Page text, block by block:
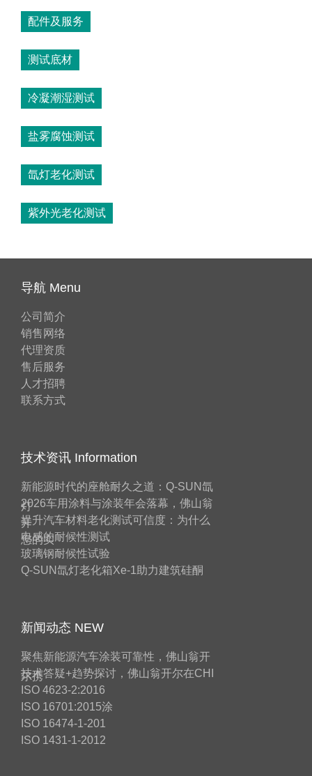
配件及服务
测试底材
冷凝潮湿测试
盐雾腐蚀测试
氙灯老化测试
紫外光老化测试
导航 Menu
公司简介
销售网络
代理资质
售后服务
人才招聘
联系方式
技术资讯 Information
新能源时代的座舱耐久之道：Q-SUN氙
灯
2026车用涂料与涂装年会落幕，佛山翁
开
提升汽车材料老化测试可信度：为什么
您的实
电感的耐候性测试
玻璃钢耐候性试验
Q-SUN氙灯老化箱Xe-1助力建筑硅酮
新闻动态 NEW
聚焦新能源汽车涂装可靠性，佛山翁开
尔携
技术答疑+趋势探讨，佛山翁开尔在CHI
ISO 4623-2:2016
ISO 16701:2015涂
ISO 16474-1-201
ISO 1431-1-2012